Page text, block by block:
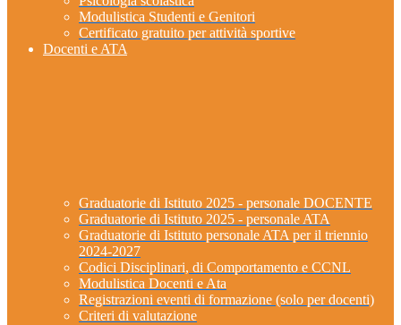
Modulistica Studenti e Genitori
Certificato gratuito per attività sportive
Docenti e ATA
Graduatorie di Istituto 2025 - personale DOCENTE
Graduatorie di Istituto 2025 - personale ATA
Graduatorie di Istituto personale ATA per il triennio
2024-2027
Codici Disciplinari, di Comportamento e CCNL
Modulistica Docenti e Ata
Registrazioni eventi di formazione (solo per docenti)
Criteri di valutazione